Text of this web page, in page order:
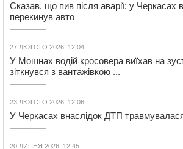
Сказав, що пив після аварії: у Черкасах
перекинув авто
27 ЛЮТОГО 2026, 12:04
У Мошнах водій кросовера виїхав на
зіткнувся з вантажівкою ...
23 ЛЮТОГО 2026, 12:06
У Черкасах внаслідок ДТП
20 ЛИПНЯ 2026, 12:45